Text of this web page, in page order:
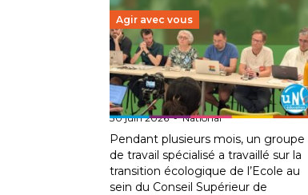
Agir avec vous
Transition écologique de
l’éducation : l’UNSA Éducation
fait bouger les lignes
30 juin 2026-National
Pendant plusieurs mois, un groupe
de travail spécialisé a travaillé sur la
transition écologique de l’Ecole au
sein du Conseil Supérieur de